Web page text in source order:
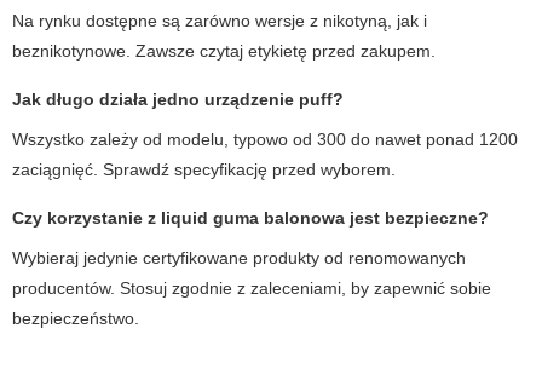
Na rynku dostępne są zarówno wersje z nikotyną, jak i
beznikotynowe. Zawsze czytaj etykietę przed zakupem.
Jak długo działa jedno urządzenie puff?
Wszystko zależy od modelu, typowo od 300 do nawet ponad 1200
zaciągnięć. Sprawdź specyfikację przed wyborem.
Czy korzystanie z liquid guma balonowa jest bezpieczne?
Wybieraj jedynie certyfikowane produkty od renomowanych
producentów. Stosuj zgodnie z zaleceniami, by zapewnić sobie
bezpieczeństwo.